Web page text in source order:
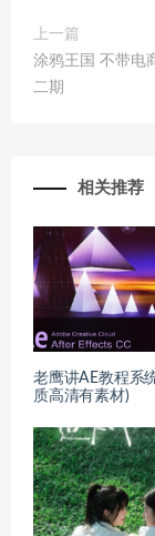
上一篇
涂鸦王国 不带电
二期
相关推荐
老鹰讲AE教程系
质高清有素材)